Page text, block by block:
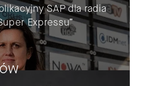
SAP dla radia
Expressu”